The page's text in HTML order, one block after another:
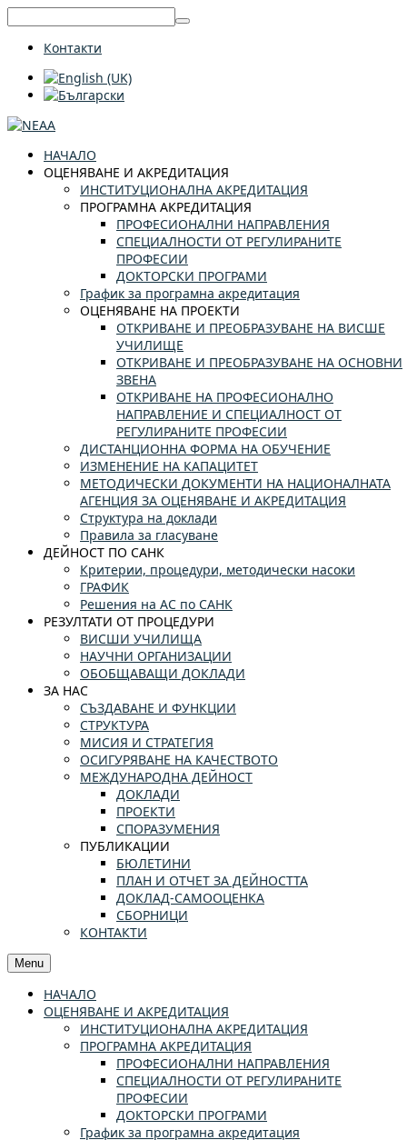
Контакти
НАЧАЛО
ОЦЕНЯВАНЕ И АКРЕДИТАЦИЯ
ИНСТИТУЦИОНАЛНА АКРЕДИТАЦИЯ
ПРОГРАМНА АКРЕДИТАЦИЯ
ПРОФЕСИОНАЛНИ НАПРАВЛЕНИЯ
СПЕЦИАЛНОСТИ ОТ РЕГУЛИРАНИТЕ
ПРОФЕСИИ
ДОКТОРСКИ ПРОГРАМИ
График за програмна акредитация
ОЦЕНЯВАНЕ НА ПРОЕКТИ
ОТКРИВАНЕ И ПРЕОБРАЗУВАНЕ НА ВИСШЕ
УЧИЛИЩЕ
ОТКРИВАНЕ И ПРЕОБРАЗУВАНЕ НА ОСНОВНИ
ЗВЕНА
ОТКРИВАНЕ НА ПРОФЕСИОНАЛНО
НАПРАВЛЕНИЕ И СПЕЦИАЛНОСТ ОТ
РЕГУЛИРАНИТЕ ПРОФЕСИИ
ДИСТАНЦИОННА ФОРМА НА ОБУЧЕНИЕ
ИЗМЕНЕНИЕ НА КАПАЦИТЕТ
МЕТОДИЧЕСКИ ДОКУМЕНТИ НА НАЦИОНАЛНАТА
АГЕНЦИЯ ЗА ОЦЕНЯВАНЕ И АКРЕДИТАЦИЯ
Структура на доклади
Правила за гласуване
ДЕЙНОСТ ПО САНК
Критерии, процедури, методически насоки
ГРАФИК
Решения на АС по САНК
РЕЗУЛТАТИ ОТ ПРОЦЕДУРИ
ВИСШИ УЧИЛИЩА
НАУЧНИ ОРГАНИЗАЦИИ
ОБОБЩАВАЩИ ДОКЛАДИ
ЗА НАС
СЪЗДАВАНЕ И ФУНКЦИИ
СТРУКТУРА
МИСИЯ И СТРАТЕГИЯ
ОСИГУРЯВАНЕ НА КАЧЕСТВОТО
МЕЖДУНАРОДНА ДЕЙНОСТ
ДОКЛАДИ
ПРОЕКТИ
СПОРАЗУМЕНИЯ
ПУБЛИКАЦИИ
БЮЛЕТИНИ
ПЛАН И ОТЧЕТ ЗА ДЕЙНОСТТА
ДОКЛАД-САМООЦЕНКА
СБОРНИЦИ
КОНТАКТИ
Menu
НАЧАЛО
ОЦЕНЯВАНЕ И АКРЕДИТАЦИЯ
ИНСТИТУЦИОНАЛНА АКРЕДИТАЦИЯ
ПРОГРАМНА АКРЕДИТАЦИЯ
ПРОФЕСИОНАЛНИ НАПРАВЛЕНИЯ
СПЕЦИАЛНОСТИ ОТ РЕГУЛИРАНИТЕ
ПРОФЕСИИ
ДОКТОРСКИ ПРОГРАМИ
График за програмна акредитация